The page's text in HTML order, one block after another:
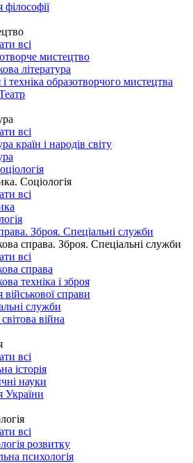
філософії
всі
мистецтво
література
і техніка образотворчого мистецтва
всі
країн і народів світу
Соціологія
всі
Зброя. Спеціальні служби
справа. Зброя. Спеціальні служби
всі
справа
техніка і зброя
військової справи
служби
війна
всі
історія
науки
України
всі
розвитку
психологія